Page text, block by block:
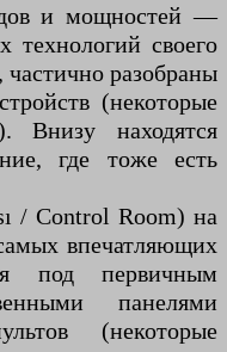
и мощностей —
технологий своего
разобраны
(некоторые
Внизу находятся
где тоже есть
/ Control Room) на
впечатляющих
под первичным
панелями
(некоторые